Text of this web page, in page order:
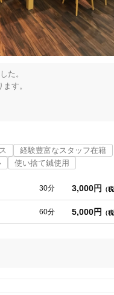
た。
す。
経験豊富なスタッフ在籍
使い捨て鍼使用
30分 3,000円 （
60分 5,000円 （